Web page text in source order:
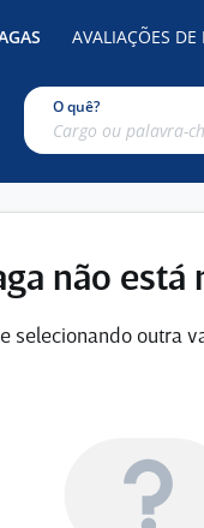
AVALIAÇÕES DE
O quê?
não
selecionando outra